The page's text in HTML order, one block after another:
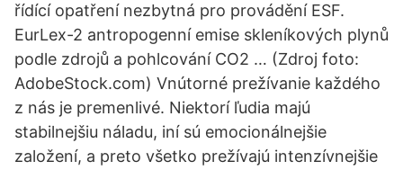
řídící opatření nezbytná pro provádění ESF.
EurLex-2 antropogenní emise skleníkových plynů
podle zdrojů a pohlcování CO2 … (Zdroj foto:
AdobeStock.com) Vnútorné prežívanie každého
z nás je premenlivé. Niektorí ľudia majú
stabilnejšiu náladu, iní sú emocionálnejšie
založení, a preto všetko prežívajú intenzívnejšie